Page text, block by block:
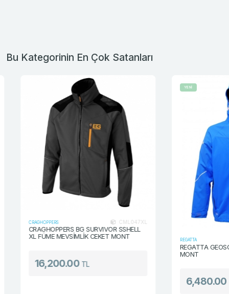
Bu Kategorinin En Çok Satanları
CRAGHOPPERS CML047XL
CRAGHOPPERS BG SURVIVOR SSHELL
XL FÜME MEVSİMLİK CEKET MONT
16,200.00TL
REGATTA
REGATTA
MONT
6,480.00TL